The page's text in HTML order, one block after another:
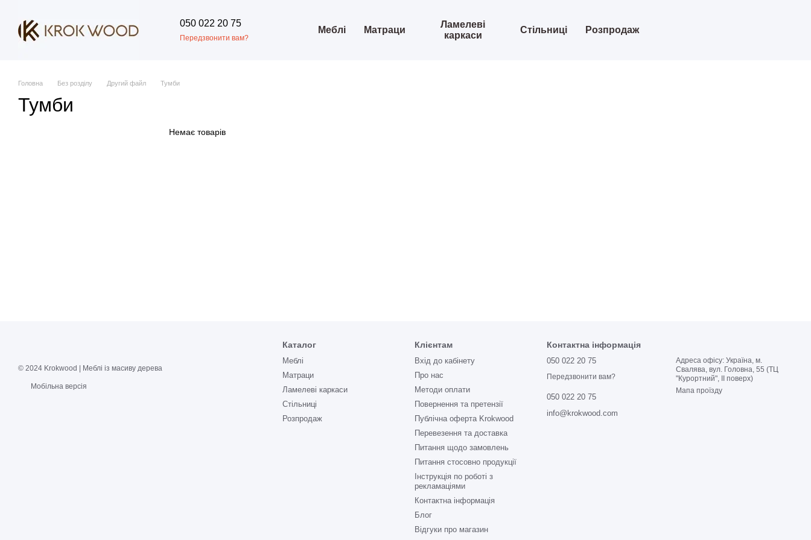
050 022 20 75
Передзвонити вам?
Меблі Матраци
Ламелеві
каркаси
Стільниці Розпродаж
Головна Без розділу Другий файл Тумби
Тумби
Немає товарів
© 2024 Krokwood | Меблі із масиву дерева
Мобільна версія
Каталог
Меблі
Матраци
Ламелеві каркаси
Стільниці
Розпродаж
Клієнтам
Вхід до кабінету
Про нас
Методи оплати
Повернення та претензії
Публічна оферта Krokwood
Перевезення та доставка
Питання щодо замовлень
Питання стосовно продукції
Інструкція по роботі з
рекламаціями
Контактна інформація
Блог
Відгуки про магазин
Контактна інформація
050 022 20 75
Передзвонити вам?
050 022 20 75
info@krokwood.com
Адреса офісу: Україна, м.
Свалява, вул. Головна, 55 (ТЦ
"Курортний", ІІ поверх)
Мапа проїзду